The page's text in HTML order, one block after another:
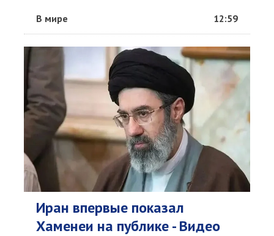
В мире 12:59
Иран впервые показал
Хаменеи на публике - Видео